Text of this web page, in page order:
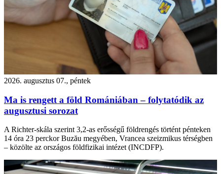
2026. augusztus 07., péntek
Ma is rengett a föld Romániában – folytatódik az
augusztusi sorozat
A Richter-skála szerint 3,2-as erősségű földrengés történt pénteken
14 óra 23 perckor Buzău megyében, Vrancea szeizmikus térségben
– közölte az országos földfizikai intézet (INCDFP).